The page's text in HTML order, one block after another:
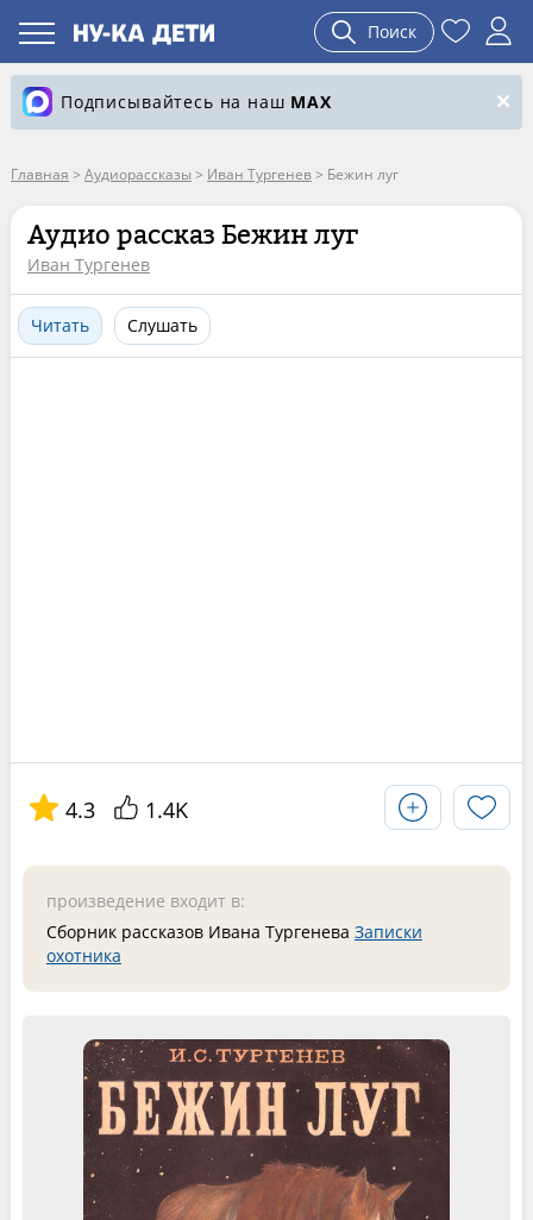
Поиск
Подписывайтесь на наш MAX
Главная > Аудиорассказы > Иван Тургенев> Бежин луг
Аудио рассказ Бежин луг
Иван Тургенев
Читать Слушать
4.3 1.4K
произведение входит в:
Сборник рассказов Ивана Тургенева Записки
охотника